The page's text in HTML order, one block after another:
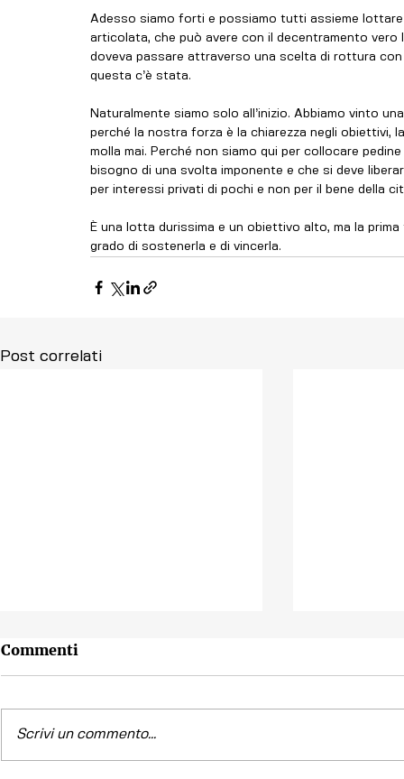
Adesso siamo forti e possiamo tutti assieme
articolata, che può avere con il decentramento
doveva passare attraverso una scelta di rottura
questa c’è stata.
Naturalmente siamo solo all’inizio. Abbiamo vinto
perché la nostra forza è la chiarezza negli obiettivi,
molla mai. Perché non siamo qui per collocare
bisogno di una svolta imponente e che si deve
per interessi privati di pochi e non per il bene della
È una lotta durissima e un obiettivo alto, ma la
grado di sostenerla e di vincerla.
Post correlati
Commenti
Scrivi un commento...